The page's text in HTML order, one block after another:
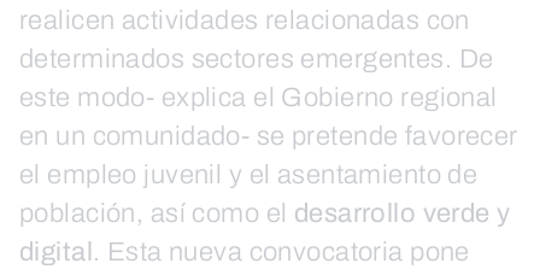
realicen actividades relacionadas con
determinados sectores emergentes. De
este modo- explica el Gobierno regional
en un comunidado- se pretende favorecer
el empleo juvenil y el asentamiento de
población, así como el desarrollo verde y
digital . Esta nueva convocatoria pone